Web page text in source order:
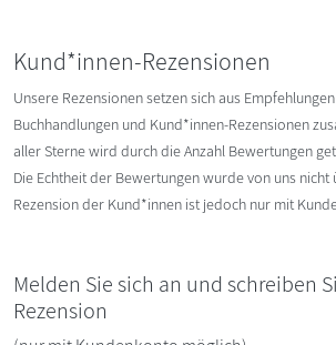
Kund*innen-Rezensionen
Unsere Rezensionen setzen sich aus
Buchhandlungen und Kund*innen-Rezensionen
aller Sterne wird durch die Anzahl Bewertungen
Die Echtheit der Bewertungen wurde von uns nicht
Rezension der Kund*innen ist jedoch nur mit
Melden Sie sich an und schreiben
Rezension